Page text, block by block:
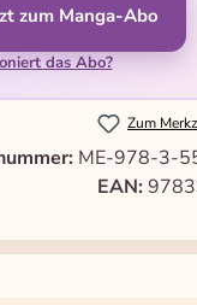
zum Manga-Abo
das Abo?
Zum
ME-978-3-
EAN: